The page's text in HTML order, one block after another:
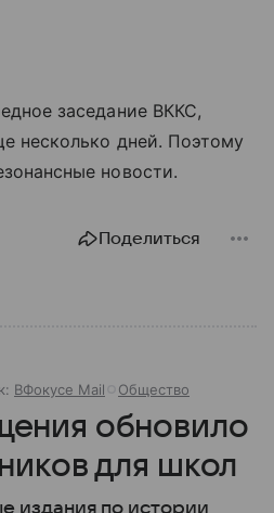
заседание ВККС,
несколько дней. Поэтому
новости.
Поделиться
ВФокусе Mail Общество
обновило
для школ
издания по истории